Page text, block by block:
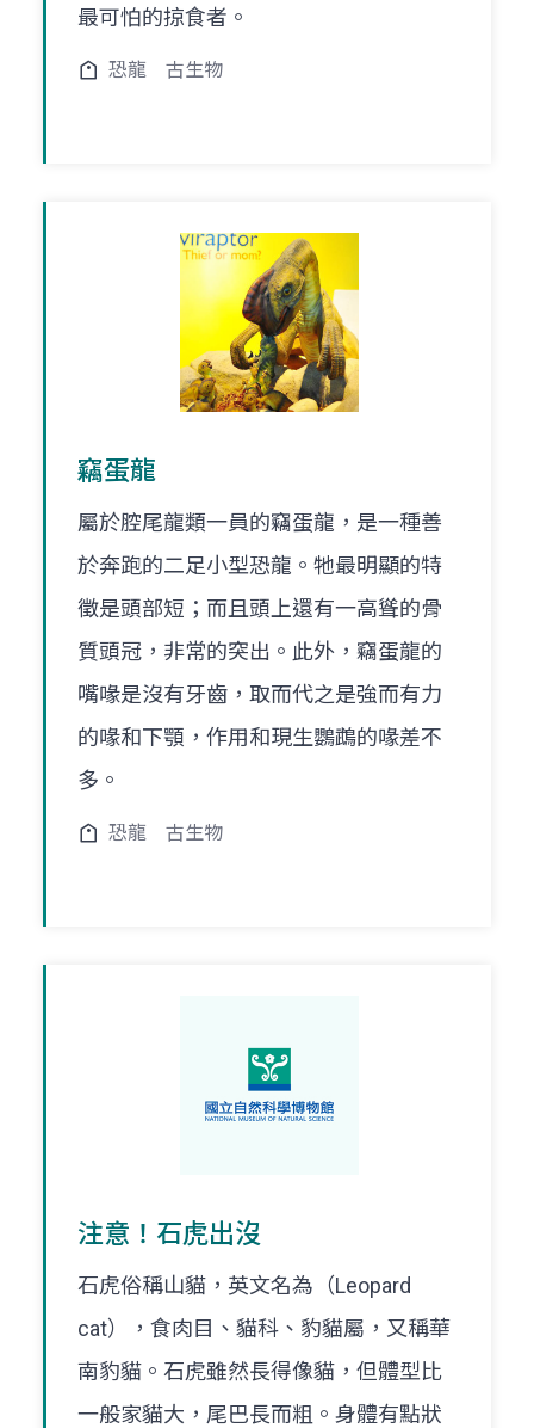
最可怕的掠食者。
恐龍 古生物
竊蛋龍
屬於腔尾龍類一員的竊蛋龍，是一種善
於奔跑的二足小型恐龍。牠最明顯的特
徵是頭部短；而且頭上還有一高聳的骨
質頭冠，非常的突出。此外，竊蛋龍的
嘴喙是沒有牙齒，取而代之是強而有力
的喙和下顎，作用和現生鸚鵡的喙差不
多。
恐龍 古生物
注意！石虎出沒
石虎俗稱山貓，英文名為（Leopard
cat），食肉目、貓科、豹貓屬，又稱華
南豹貓。石虎雖然長得像貓，但體型比
一般家貓大，尾巴長而粗。身體有點狀